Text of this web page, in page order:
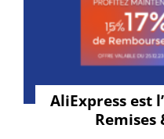
AliExpress est
Remises